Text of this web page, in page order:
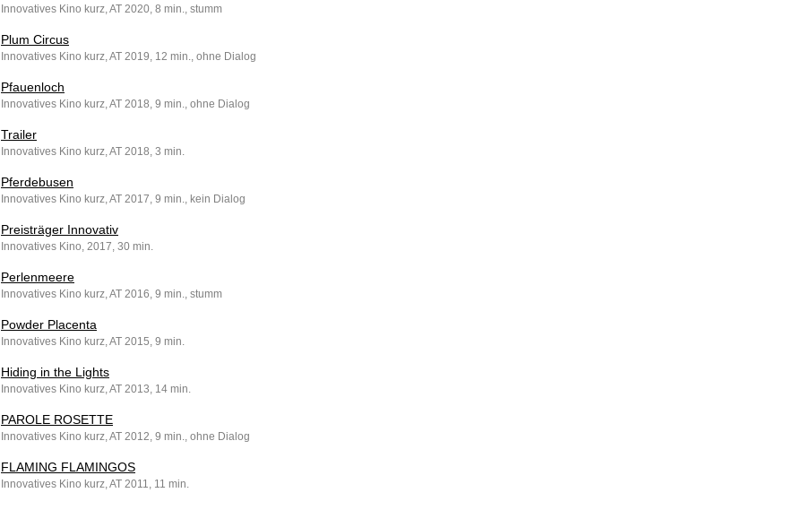
Innovatives Kino kurz, AT 2020, 8 min., stumm
Plum Circus
Innovatives Kino kurz, AT 2019, 12 min., ohne Dialog
Pfauenloch
Innovatives Kino kurz, AT 2018, 9 min., ohne Dialog
Trailer
Innovatives Kino kurz, AT 2018, 3 min.
Pferdebusen
Innovatives Kino kurz, AT 2017, 9 min., kein Dialog
Preisträger Innovativ
Innovatives Kino, 2017, 30 min.
Perlenmeere
Innovatives Kino kurz, AT 2016, 9 min., stumm
Powder Placenta
Innovatives Kino kurz, AT 2015, 9 min.
Hiding in the Lights
Innovatives Kino kurz, AT 2013, 14 min.
PAROLE ROSETTE
Innovatives Kino kurz, AT 2012, 9 min., ohne Dialog
FLAMING FLAMINGOS
Innovatives Kino kurz, AT 2011, 11 min.